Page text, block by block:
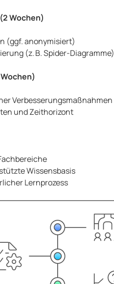
Wochen)
(ggf. anonymisiert)
(z. B. Spider-Diagramme)
Verbesserungsmaßnahmen
und Zeithorizont
Wissensbasis
Lernprozess